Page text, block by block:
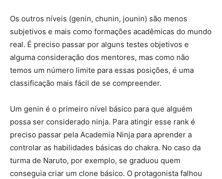
Os outros níveis (genin, chunin, jounin) são menos
subjetivos e mais como formações acadêmicas do mundo
real. É preciso passar por alguns testes objetivos e
alguma consideração dos mentores, mas como não
temos um número limite para essas posições, é uma
classificação mais fácil de se compreender.
Um genin é o primeiro nível básico para que alguém
possa ser considerado ninja. Para atingir esse rank é
preciso passar pela Academia Ninja para aprender a
controlar as habilidades básicas do chakra. No caso da
turma de Naruto, por exemplo, se graduou quem
conseguia criar um clone básico. O protagonista falhou